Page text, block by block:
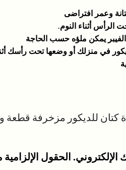
وعمر افتراضى
الرأس أثناء النوم.
يمكن ملؤه حسب الحاجة
في منزلك أو وضعها تحت رأسك
الحقول الإلزامية